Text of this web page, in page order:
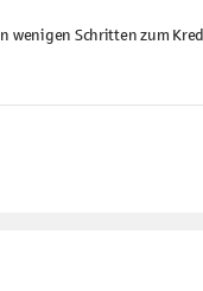
In wenigen Schritten zum